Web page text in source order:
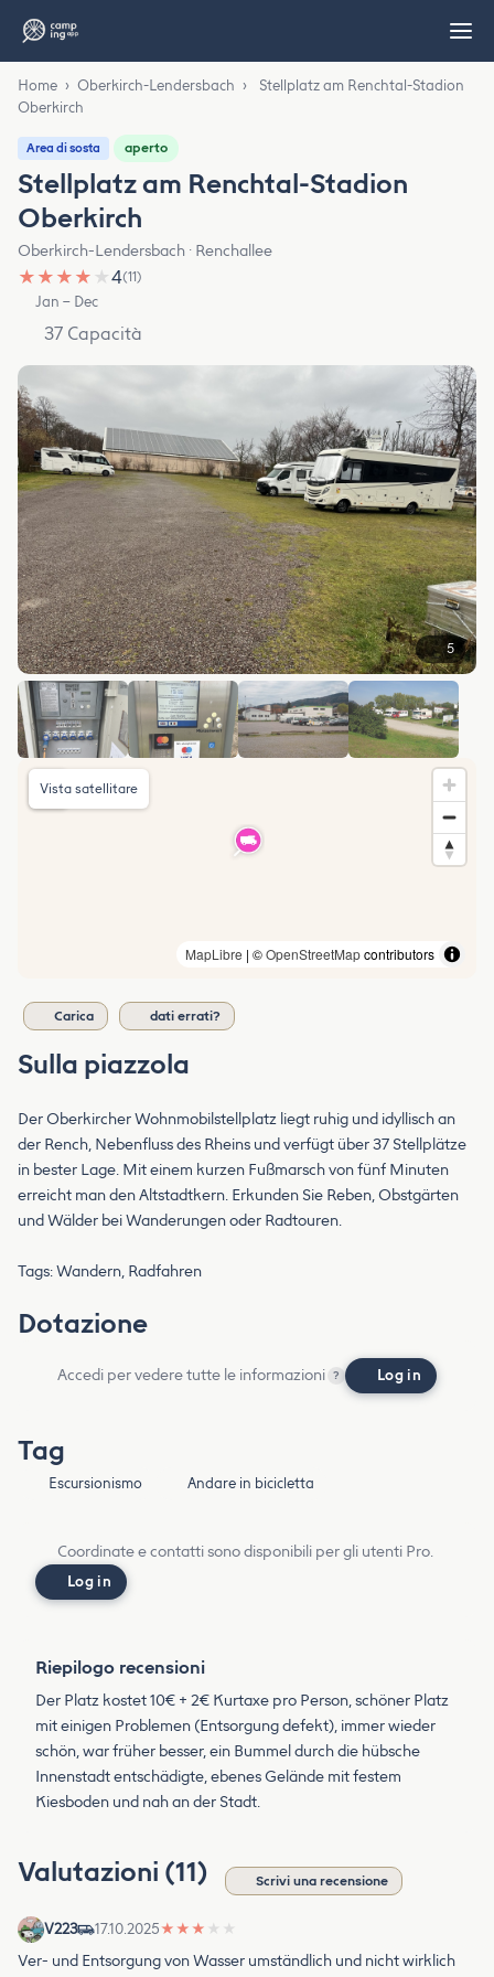
Home › Oberkirch-Lendersbach ›
Stellplatz am Renchtal-Stadion
Oberkirch
Area di sosta aperto
Stellplatz am Renchtal-Stadion
Oberkirch
Oberkirch-Lendersbach · Renchallee
★ ★ ★ ★ ★4(11)
Jan – Dec
37 Capacità
5
MapLibre | ©OpenStreetMapcontributors
Vista satellitare
Carica dati errati?
Sulla piazzola
Der Oberkircher Wohnmobilstellplatz liegt ruhig und idyllisch an
der Rench, Nebenfluss des Rheins und verfügt über 37 Stellplätze
in bester Lage. Mit einem kurzen Fußmarsch von fünf Minuten
erreicht man den Altstadtkern. Erkunden Sie Reben, Obstgärten
und Wälder bei Wanderungen oder Radtouren.
Tags: Wandern, Radfahren
Dotazione
Accedi per vedere tutte le informazioni ? Log in
Tag
Escursionismo Andare in bicicletta
Coordinate e contatti sono disponibili per gli utenti Pro.
Log in
Riepilogo recensioni
Der Platz kostet 10€ + 2€ Kurtaxe pro Person, schöner Platz
mit einigen Problemen (Entsorgung defekt), immer wieder
schön, war früher besser, ein Bummel durch die hübsche
Innenstadt entschädigte, ebenes Gelände mit festem
Kiesboden und nah an der Stadt.
Valutazioni (11) Scrivi una recensione
V223 17.10.2025★ ★ ★ ★ ★
Ver- und Entsorgung von Wasser umständlich und nicht wirklich